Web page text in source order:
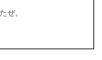
ぜ。